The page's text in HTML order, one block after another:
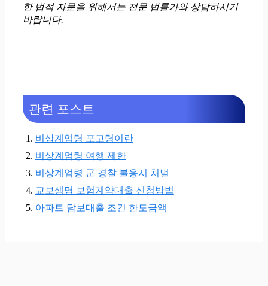
한 법적 자문을 위해서는 전문 법률가와 상담하시기
바랍니다.
관련 포스트
비상계엄령 포고령이란
비상계엄령 여행 제한
비상계엄령 군 경찰 불응시 처벌
교보생명 보험계약대출 신청방법
아파트 담보대출 조건 한도금액